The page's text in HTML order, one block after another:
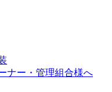
ナー・管理組合様へ